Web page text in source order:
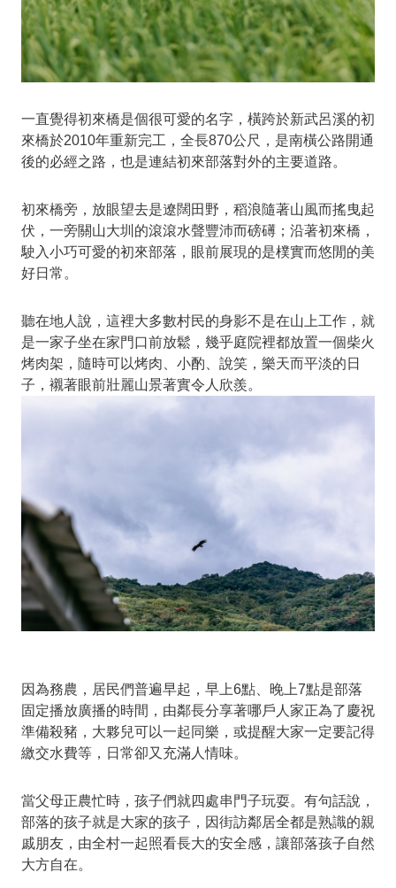
一直覺得初來橋是個很可愛的名字，橫跨於新武呂溪的初
來橋於2010年重新完工，全長870公尺，是南橫公路開通
後的必經之路，也是連結初來部落對外的主要道路。
初來橋旁，放眼望去是遼闊田野，稻浪隨著山風而搖曳起
伏，一旁關山大圳的滾滾水聲豐沛而磅礡；沿著初來橋，
駛入小巧可愛的初來部落，眼前展現的是樸實而悠閒的美
好日常。
聽在地人說，這裡大多數村民的身影不是在山上工作，就
是一家子坐在家門口前放鬆，幾乎庭院裡都放置一個柴火
烤肉架，隨時可以烤肉、小酌、說笑，樂天而平淡的日
子，襯著眼前壯麗山景著實令人欣羨。
因為務農，居民們普遍早起，早上6點、晚上7點是部落
固定播放廣播的時間，由鄰長分享著哪戶人家正為了慶祝
準備殺豬，大夥兒可以一起同樂，或提醒大家一定要記得
繳交水費等，日常卻又充滿人情味。
當父母正農忙時，孩子們就四處串門子玩耍。有句話說，
部落的孩子就是大家的孩子，因街訪鄰居全都是熟識的親
戚朋友，由全村一起照看長大的安全感，讓部落孩子自然
大方自在。